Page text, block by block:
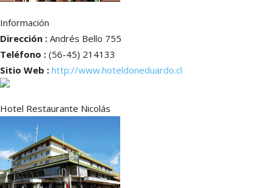
Información
Dirección : Andrés Bello 755
Teléfono : (56-45) 214133
Sitio Web : http://www.hoteldoneduardo.cl
Hotel Restaurante Nicolás